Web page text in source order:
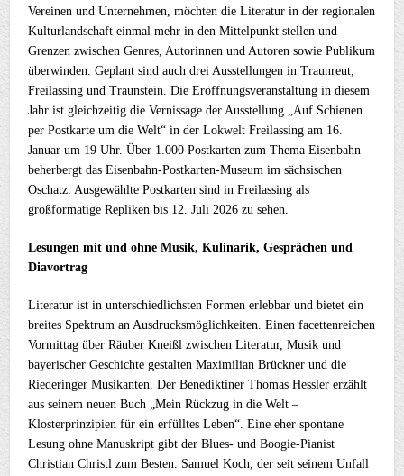
Vereinen und Unternehmen, möchten die Literatur in der regionalen
Kulturlandschaft einmal mehr in den Mittelpunkt stellen und
Grenzen zwischen Genres, Autorinnen und Autoren sowie Publikum
überwinden. Geplant sind auch drei Ausstellungen in Traunreut,
Freilassing und Traunstein. Die Eröffnungsveranstaltung in diesem
Jahr ist gleichzeitig die Vernissage der Ausstellung „Auf Schienen
per Postkarte um die Welt“ in der Lokwelt Freilassing am 16.
Januar um 19 Uhr. Über 1.000 Postkarten zum Thema Eisenbahn
beherbergt das Eisenbahn-Postkarten-Museum im sächsischen
Oschatz. Ausgewählte Postkarten sind in Freilassing als
großformatige Repliken bis 12. Juli 2026 zu sehen.
Lesungen mit und ohne Musik, Kulinarik, Gesprächen und
Diavortrag
Literatur ist in unterschiedlichsten Formen erlebbar und bietet ein
breites Spektrum an Ausdrucksmöglichkeiten. Einen facettenreichen
Vormittag über Räuber Kneißl zwischen Literatur, Musik und
bayerischer Geschichte gestalten Maximilian Brückner und die
Riederinger Musikanten. Der Benediktiner Thomas Hessler erzählt
aus seinem neuen Buch „Mein Rückzug in die Welt –
Klosterprinzipien für ein erfülltes Leben“. Eine eher spontane
Lesung ohne Manuskript gibt der Blues- und Boogie-Pianist
Christian Christl zum Besten. Samuel Koch, der seit seinem Unfall